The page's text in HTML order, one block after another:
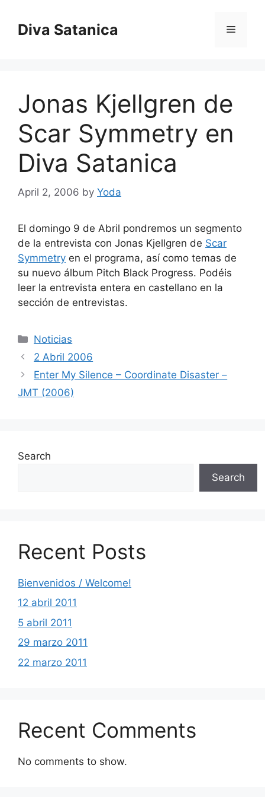
contentDiva Satanica Menu
Jonas Kjellgren de
Scar Symmetry en
Diva Satanica
April 2, 2006 by Yoda
El domingo 9 de Abril pondremos un segmento
de la entrevista con Jonas Kjellgren de Scar
Symmetry en el programa, así como temas de
su nuevo álbum Pitch Black Progress. Podéis
leer la entrevista entera en castellano en la
sección de entrevistas.
Categories
Noticias
2 Abril 2006
Enter My Silence – Coordinate Disaster –
JMT (2006)
Search
Search
Recent Posts
Bienvenidos / Welcome!
12 abril 2011
5 abril 2011
29 marzo 2011
22 marzo 2011
Recent Comments
No comments to show.